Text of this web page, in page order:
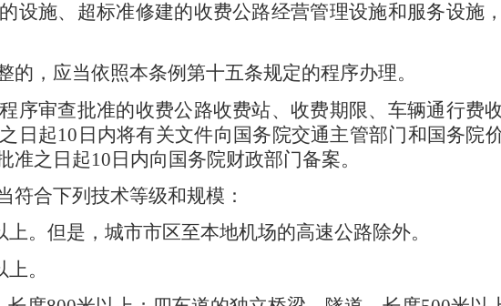
设施、超标准修建的收费公路经营管理设施和服务设施
的，应当依照本条例第十五条规定的程序办理。
序审查批准的收费公路收费站、收费期限、车辆通行费
日起10 日内将有关文件向国务院交通主管部门和国务院
准之日起10 日内向国务院财政部门备案。
符合下列技术等级和规模：
上。但是，城市市区至本地机场的高速公路除外。
。